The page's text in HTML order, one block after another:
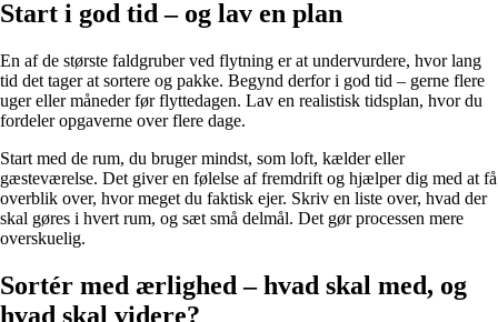
Start i god tid – og lav en plan
En af de største faldgruber ved flytning er at undervurdere, hvor lang
tid det tager at sortere og pakke. Begynd derfor i god tid – gerne flere
uger eller måneder før flyttedagen. Lav en realistisk tidsplan, hvor du
fordeler opgaverne over flere dage.
Start med de rum, du bruger mindst, som loft, kælder eller
gæsteværelse. Det giver en følelse af fremdrift og hjælper dig med at få
overblik over, hvor meget du faktisk ejer. Skriv en liste over, hvad der
skal gøres i hvert rum, og sæt små delmål. Det gør processen mere
overskuelig.
Sortér med ærlighed – hvad skal med, og
hvad skal videre?